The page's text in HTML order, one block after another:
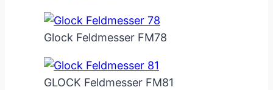
Glock Feldmesser FM78
GLOCK Feldmesser FM81